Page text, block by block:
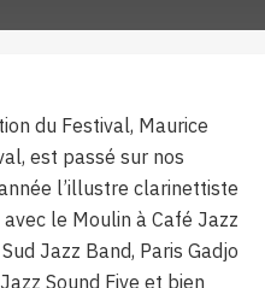
du Festival, Maurice
est passé sur nos
l’illustre clarinettiste
le Moulin à Café Jazz
Jazz Band, Paris Gadjo
Sound Five et bien